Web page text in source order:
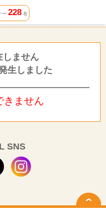
ー 228名
しません
生しました
きません
SNS